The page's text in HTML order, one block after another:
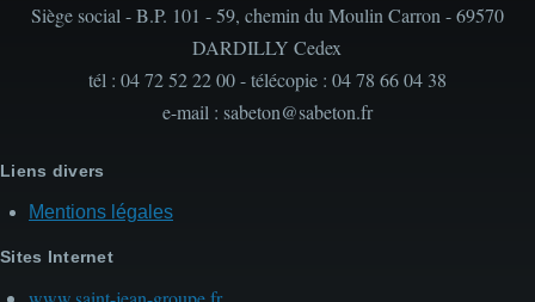
Siège social - B.P. 101 - 59, chemin du Moulin Carron - 69570
DARDILLY Cedex
tél : 04 72 52 22 00 - télécopie : 04 78 66 04 38
e-mail : sabeton@sabeton.fr
Liens divers
Mentions légales
Sites Internet